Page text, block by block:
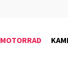
MOTORRAD